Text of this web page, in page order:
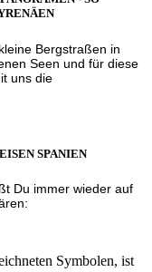
Bergstraßen in
Seen und für diese
uns die
SPANIEN
Du immer wieder auf
Symbolen, ist